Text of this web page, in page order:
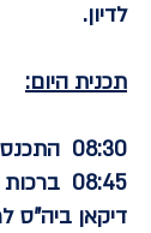
לדיון.
תכנית היום:
08:30 התכנסות
08:45
דיקאן ביה"ס